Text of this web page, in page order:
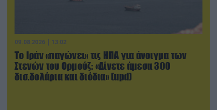
09.08.2026 | 13:02
Το Ιράν «παγώνει» τις ΗΠΑ για άνοιγμα των
Στενών του Ορμούζ: «Δίνετε άμεσα 300
δισ.δολάρια και διόδια» (upd)